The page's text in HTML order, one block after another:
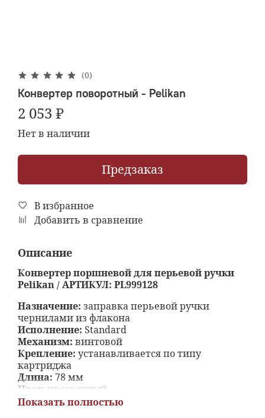
(0)
Конвертер поворотный - Pelikan
2 053 ₽
Нет в наличии
Предзаказ
В избранное
Добавить в сравнение
Описание
Конвертер поршневой для перьевой ручки
Pelikan / АРТИКУЛ: PL999128
Назначение: заправка перьевой ручки
чернилами из флакона
Исполнение: Standard
Механизм: винтовой
Крепление: устанавливается по типу
картриджа
Длина: 78 мм
Цвет: прозрачный
Упаковка:коробка из картона
Показать полностью